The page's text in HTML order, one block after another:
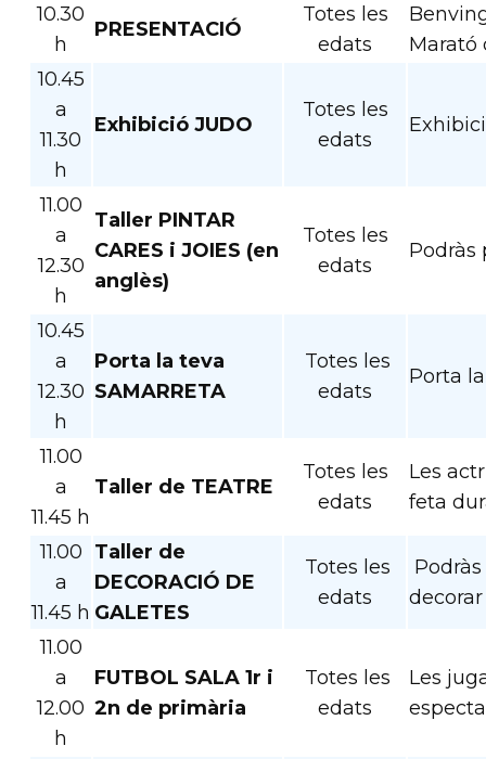
10.30
h
PRESENTACIÓ
Totes les
edats
Marató
10.45
a
11.30
h
Exhibició JUDO
Totes les
edats
11.00
a
12.30
h
Taller PINTAR
CARES i JOIES (en
anglès)
Totes les
edats
Podràs
10.45
a
12.30
h
Porta la teva
SAMARRETA
Totes les
edats
Porta
11.00
a
11.45 h
Taller de TEATRE
Totes les
edats
Les
feta
11.00
a
11.45 h
Taller de
DECORACIÓ DE
GALETES
Totes les
edats
11.00
a
12.00
h
FUTBOL SALA 1r i
2n de primària
Totes les
edats
Les